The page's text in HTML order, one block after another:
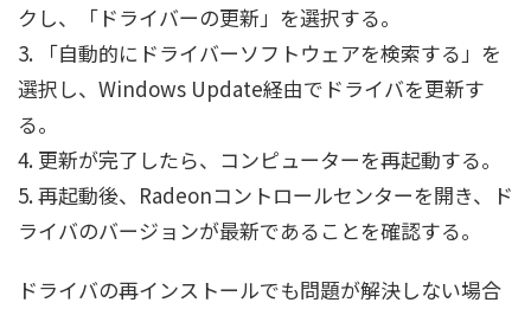
クし、「ドライバーの更新」を選択する。
3. 「自動的にドライバーソフトウェアを検索する」を
選択し、Windows Update経由でドライバを更新す
る。
4. 更新が完了したら、コンピューターを再起動する。
5. 再起動後、Radeonコントロールセンターを開き、ド
ライバのバージョンが最新であることを確認する。
ドライバの再インストールでも問題が解決しない場合